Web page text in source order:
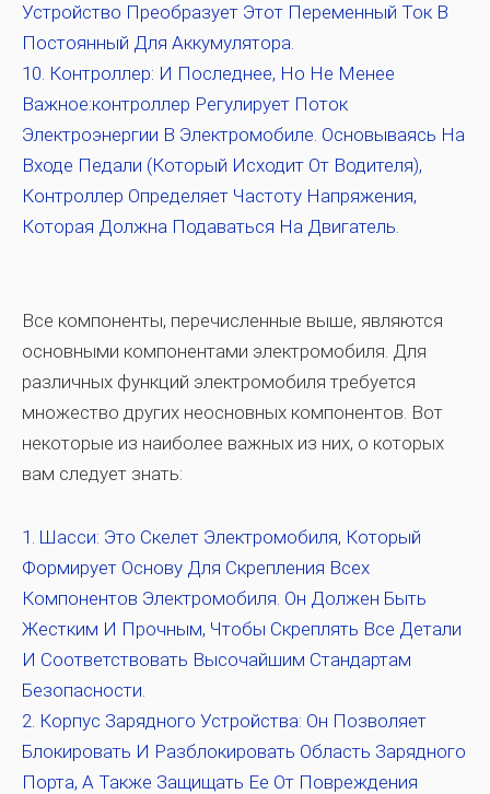
Устройство Преобразует Этот Переменный Ток В
Постоянный Для Аккумулятора.
Контроллер: И Последнее, Но Не Менее
Важное:контроллер Регулирует Поток
Электроэнергии В Электромобиле. Основываясь На
Входе Педали (который Исходит От Водителя),
Контроллер Определяет Частоту Напряжения,
Которая Должна Подаваться На Двигатель.
Все компоненты, перечисленные выше, являются
основными компонентами электромобиля. Для
различных функций электромобиля требуется
множество других неосновных компонентов. Вот
некоторые из наиболее важных из них, о которых
вам следует знать:
Шасси: Это Скелет Электромобиля, Который
Формирует Основу Для Скрепления Всех
Компонентов Электромобиля. Он Должен Быть
Жестким И Прочным, Чтобы Скреплять Все Детали
И Соответствовать Высочайшим Стандартам
Безопасности.
Корпус Зарядного Устройства: Он Позволяет
Блокировать И Разблокировать Область Зарядного
Порта, А Также Защищать Ее От Повреждения